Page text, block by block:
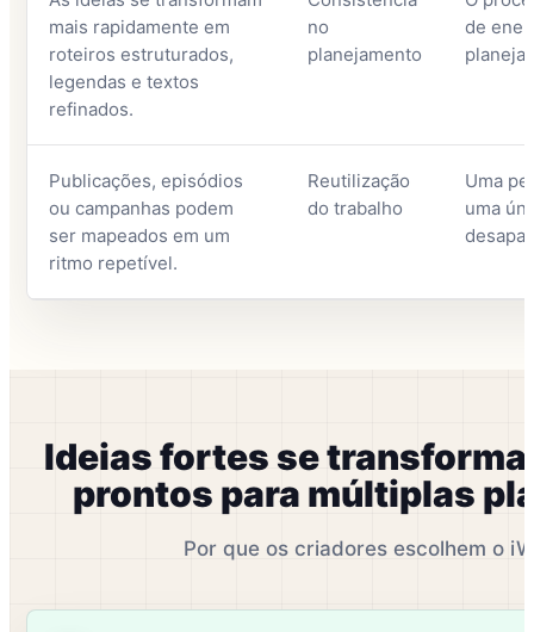
mais rapidamente em
roteiros estruturados,
legendas e textos
refinados.
no
planejamento
de
Publicações, episódios
ou campanhas podem
ser mapeados em um
ritmo repetível.
Reutilização
do trabalho
Uma
uma
Ideias fortes se
prontos para múltiplas
Por que os criadores escolhem o